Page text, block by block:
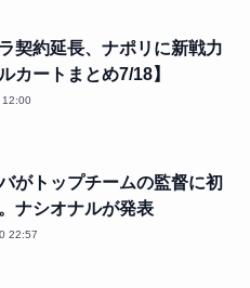
契約延長、ナポリに新戦力
ルカートまとめ7/18】
12:00
がトップチームの監督に初
ナシオナルが発表
22:57